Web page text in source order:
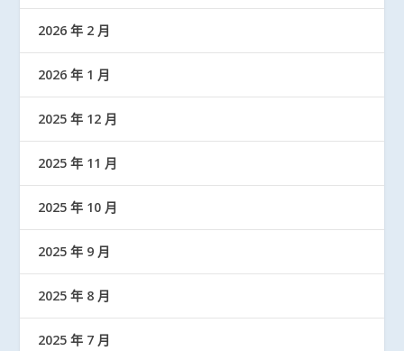
2026 年 2 月
2026 年 1 月
2025 年 12 月
2025 年 11 月
2025 年 10 月
2025 年 9 月
2025 年 8 月
2025 年 7 月